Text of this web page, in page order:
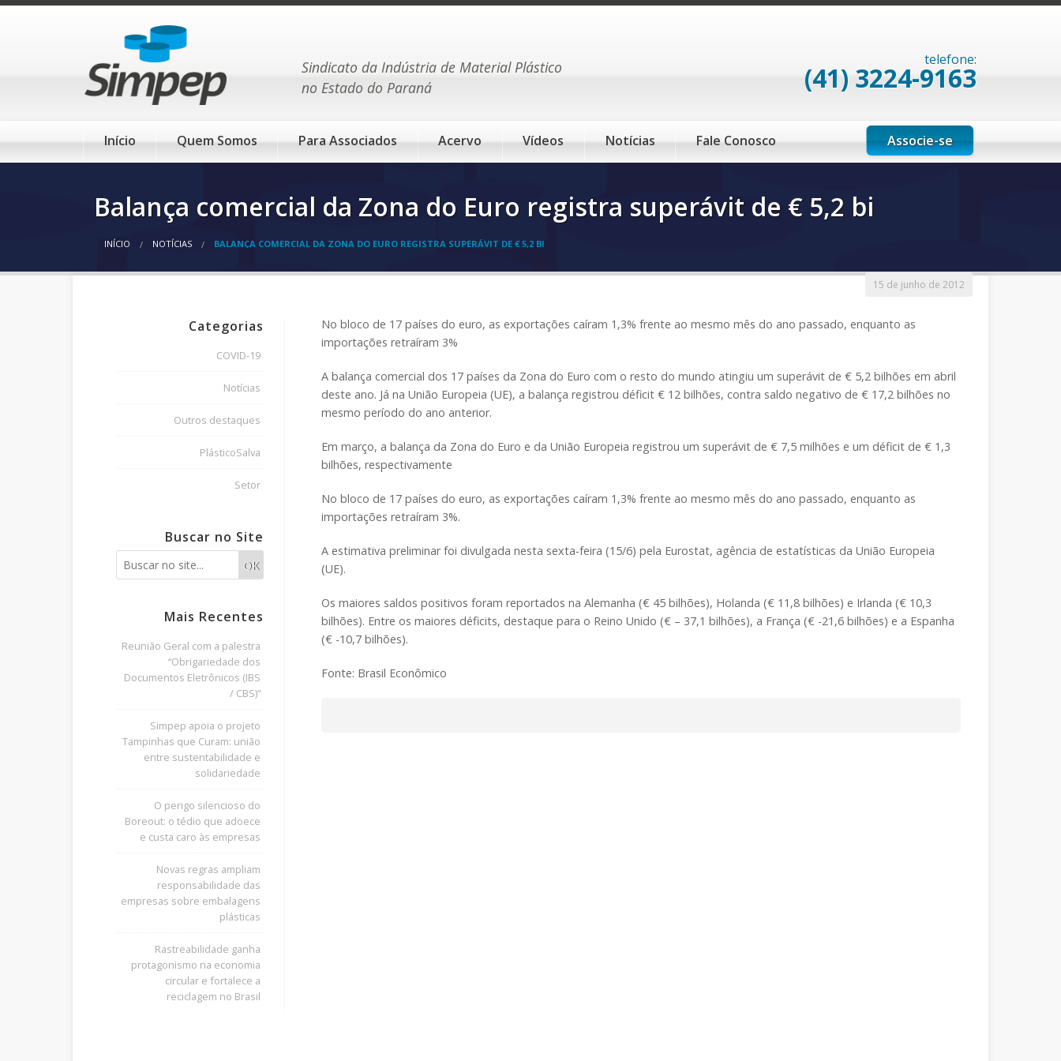
Sindicato da Indústria de Material Plástico
no Estado do Paraná
telefone:
(41) 3224-9163
Início Quem Somos Para Associados Acervo Vídeos Notícias Fale Conosco Associe-se
Balança comercial da Zona do Euro registra superávit de € 5,2 bi
INÍCIO NOTÍCIAS BALANÇA COMERCIAL DA ZONA DO EURO REGISTRA SUPERÁVIT DE € 5,2 BI
Categorias
COVID-19
Notícias
Outros destaques
PlásticoSalva
Setor
Buscar no Site
OK
Mais Recentes
Reunião Geral com a palestra
“Obrigariedade dos
Documentos Eletrônicos (IBS
/ CBS)”
Simpep apoia o projeto
Tampinhas que Curam: união
entre sustentabilidade e
solidariedade
O perigo silencioso do
Boreout: o tédio que adoece
e custa caro às empresas
Novas regras ampliam
responsabilidade das
empresas sobre embalagens
plásticas
Rastreabilidade ganha
protagonismo na economia
circular e fortalece a
reciclagem no Brasil
15 de junho de 2012
No bloco de 17 países do euro, as exportações caíram 1,3% frente ao mesmo mês do ano passado, enquanto as
importações retraíram 3%
A balança comercial dos 17 países da Zona do Euro com o resto do mundo atingiu um superávit de € 5,2 bilhões em abril
deste ano. Já na União Europeia (UE), a balança registrou déficit € 12 bilhões, contra saldo negativo de € 17,2 bilhões no
mesmo período do ano anterior.
Em março, a balança da Zona do Euro e da União Europeia registrou um superávit de € 7,5 milhões e um déficit de € 1,3
bilhões, respectivamente
No bloco de 17 países do euro, as exportações caíram 1,3% frente ao mesmo mês do ano passado, enquanto as
importações retraíram 3%.
A estimativa preliminar foi divulgada nesta sexta-feira (15/6) pela Eurostat, agência de estatísticas da União Europeia
(UE).
Os maiores saldos positivos foram reportados na Alemanha (€ 45 bilhões), Holanda (€ 11,8 bilhões) e Irlanda (€ 10,3
bilhões). Entre os maiores déficits, destaque para o Reino Unido (€ – 37,1 bilhões), a França (€ -21,6 bilhões) e a Espanha
(€ -10,7 bilhões).
Fonte: Brasil Econômico